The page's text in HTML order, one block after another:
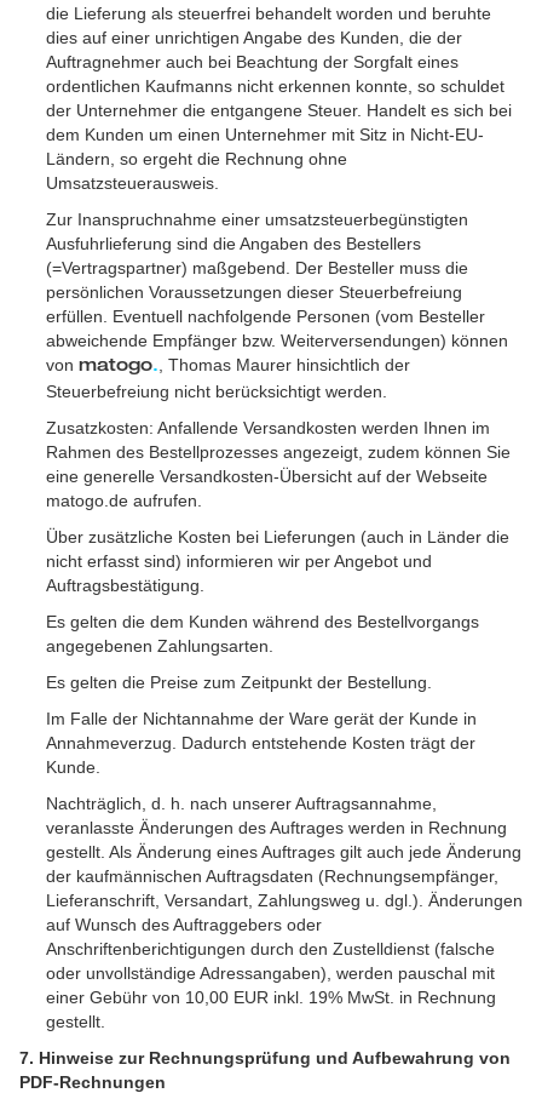
die Lieferung als steuerfrei behandelt worden und beruhte
dies auf einer unrichtigen Angabe des Kunden, die der
Auftragnehmer auch bei Beachtung der Sorgfalt eines
ordentlichen Kaufmanns nicht erkennen konnte, so schuldet
der Unternehmer die entgangene Steuer. Handelt es sich bei
dem Kunden um einen Unternehmer mit Sitz in Nicht-EU-
Ländern, so ergeht die Rechnung ohne
Umsatzsteuerausweis.
Zur Inanspruchnahme einer umsatzsteuerbegünstigten
Ausfuhrlieferung sind die Angaben des Bestellers
(=Vertragspartner) maßgebend. Der Besteller muss die
persönlichen Voraussetzungen dieser Steuerbefreiung
erfüllen. Eventuell nachfolgende Personen (vom Besteller
abweichende Empfänger bzw. Weiterversendungen) können
vonmatogo.
, Thomas Maurer hinsichtlich der
Steuerbefreiung nicht berücksichtigt werden.
Zusatzkosten: Anfallende Versandkosten werden Ihnen im
Rahmen des Bestellprozesses angezeigt, zudem können Sie
eine generelle Versandkosten-Übersicht auf der Webseite
matogo.de aufrufen.
Über zusätzliche Kosten bei Lieferungen (auch in Länder die
nicht erfasst sind) informieren wir per Angebot und
Auftragsbestätigung.
Es gelten die dem Kunden während des Bestellvorgangs
angegebenen Zahlungsarten.
Es gelten die Preise zum Zeitpunkt der Bestellung.
Im Falle der Nichtannahme der Ware gerät der Kunde in
Annahmeverzug. Dadurch entstehende Kosten trägt der
Kunde.
Nachträglich, d. h. nach unserer Auftragsannahme,
veranlasste Änderungen des Auftrages werden in Rechnung
gestellt. Als Änderung eines Auftrages gilt auch jede Änderung
der kaufmännischen Auftragsdaten (Rechnungsempfänger,
Lieferanschrift, Versandart, Zahlungsweg u. dgl.). Änderungen
auf Wunsch des Auftraggebers oder
Anschriftenberichtigungen durch den Zustelldienst (falsche
oder unvollständige Adressangaben), werden pauschal mit
einer Gebühr von 10,00 EUR inkl. 19% MwSt. in Rechnung
gestellt.
7. Hinweise zur Rechnungsprüfung und Aufbewahrung von
PDF-Rechnungen